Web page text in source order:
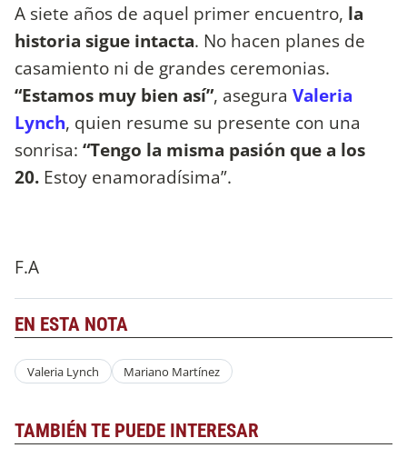
A siete años de aquel primer encuentro, la
historia sigue intacta. No hacen planes de
casamiento ni de grandes ceremonias.
“Estamos muy bien así”, asegura Valeria
Lynch, quien resume su presente con una
sonrisa: “Tengo la misma pasión que a los
20. Estoy enamoradísima”.
F.A
EN ESTA NOTA
Valeria Lynch Mariano Martínez
TAMBIÉN TE PUEDE INTERESAR